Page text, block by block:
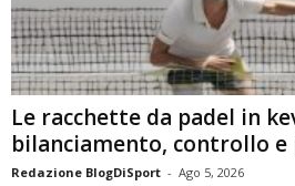
Le racchette da padel in
bilanciamento, controllo e
Redazione BlogDiSport - Ago 5, 2026